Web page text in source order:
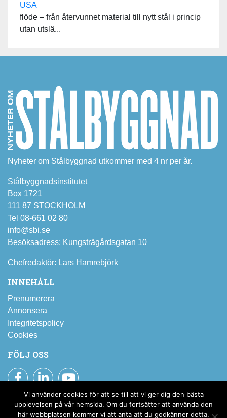
USA
flöde – från återvunnet material till nytt stål i princip
utan utslä...
Nyheter om Stålbyggnad utkommer med 4 nr per år.
Stålbyggnadsinstitutet
Box 1721
111 87 STOCKHOLM
Tel 08-661 02 80
info@sbi.se
Besöksadress: Kungsträgårdsgatan 10
Chefredaktör: Lars Hamrebjörk
INNEHÅLL
Prenumerera
Annonsera
Integritetspolicy
Cookies
FÖLJ OSS
Facebook
LinkedInYouTube
Prenumerera på SBI:s nyhetsbrev
Vi använder cookies för att se till att vi ger dig den bästa
upplevelsen på vår hemsida. Om du fortsätter att använda den
här webbplatsen kommer vi att anta att du godkänner detta.